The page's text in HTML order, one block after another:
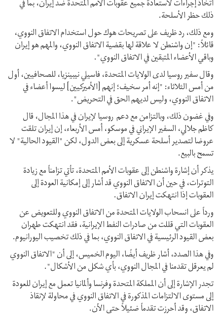
اتخاذ إجراءات لاستعادة جميع عقوبات الأمم المتحدة ضد إيران، بما في
ذلك حظر الأسلحة.
ومع ذلك، رد ظريف على تصريحات هوك حول استخدام الاتفاق النووي،
قائلاً: "إن واشنطن لا علاقة لها بقضية الاتفاق النووي، والمهم هو إيران
وباقي الأعضاء المتبقين في الاتفاق النووي".
وقال سفير روسيا لدى الولايات المتحدة، فاسيلي نيبينزيا، للصحافيين، أول
من أمس الثلاثاء: "إنه أمر سخيف؛ إنهم [الأميركيين] ليسوا أعضاء في
الاتفاق النووي، وليس لديهم الحق في التحريض".
وفي غضون ذلك، وبالتزامن مع دعم روسيا لإيران في هذا المجال، قال
كاظم جلالي، السفير الإیراني في موسكو، أمس الأربعاء، إن إيران تلقت
عروضا لتصدير أسلحة عسكرية إلى بعض الدول، لكن "القيود الحالية" لا
تسمح بالبيع.
يذكر أن إشارة واشنطن إلى عقوبات الأمم المتحدة، تأتي تزامناً مع زيادة
التوترات، في حين أن الاتفاق النووي قد أشار إلى إمكانية العودة إلى
العقوبات إذا انتهكت إيران الاتفاق.
ورداً على انسحاب الولايات المتحدة من الاتفاق النووي وللتعويض عن
العقوبات التي قللت من صادرات النفط الإيرانية، فقد انتهكت طهران
بعض القيود الرئيسية في الاتفاق النووي، بما في ذلك تخصيب اليورانيوم.
وفي هذا الصدد، أشار ظريف أيضًا، اليوم الخميس، إلى أن "الاتفاق النووي
لم يعرقل تقدمنا في المجال النووي، بأي شكل من الأشكال".
تجدر الإشارة إلى أن المملكة المتحدة وفرنسا وألمانيا تعمل مع إيران للعودة
إلى مستوى الالتزامات المذكورة في الاتفاق النووي في محاولة لإنقاذ
الاتفاق، وقد أحرزت تقدماً ضئيلاً حتى الآن.